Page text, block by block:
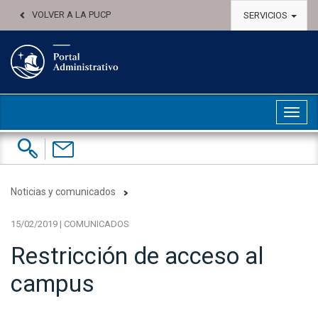
VOLVER A LA PUCP SERVICIOS
Buscar:
Contáctenos
Noticias y comunicados
15/02/2019 | COMUNICADOS
Restricción de acceso al
campus